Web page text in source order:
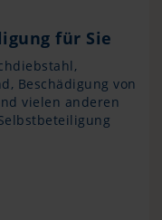
für Sie
Beschädigung von
vielen anderen